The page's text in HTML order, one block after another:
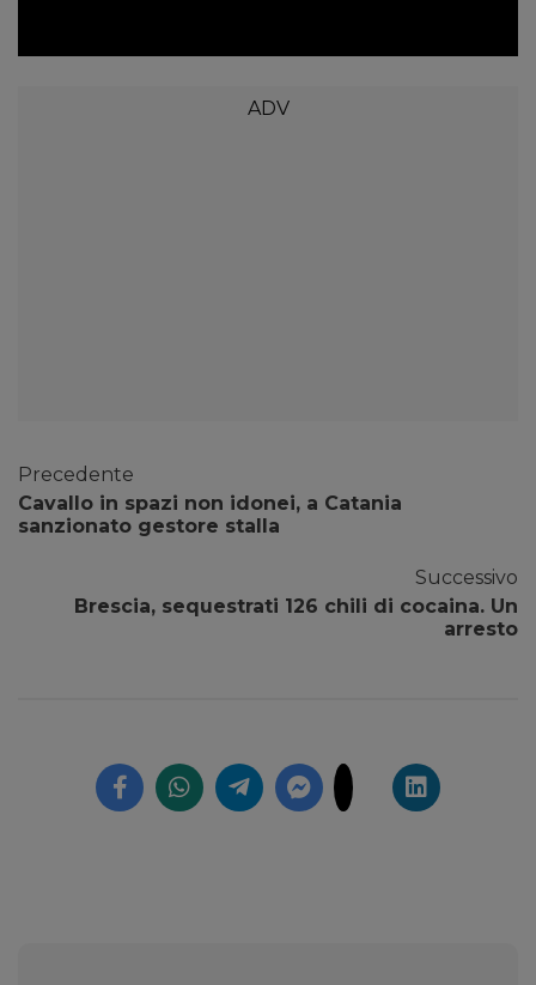
Precedente
Cavallo in spazi non idonei, a Catania
sanzionato gestore stalla
Successivo
Brescia, sequestrati 126 chili di cocaina. Un
arresto